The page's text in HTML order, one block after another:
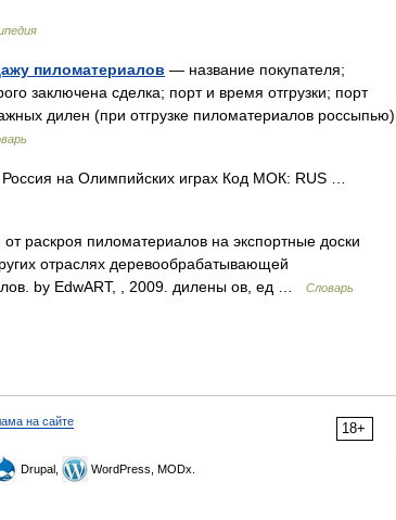
пиломатериалов — название покупателя;
заключена сделка; порт и время отгрузки; порт
дилен (при отгрузке пиломатериалов
на Олимпийских играх Код МОК: RUS …
раскроя пиломатериалов на экспортные доски
отраслях деревообрабатывающей
by EdwART, , 2009. дилены ов, ед …
Словарь
18+
на сайте
Drupal, WordPress, MODx.